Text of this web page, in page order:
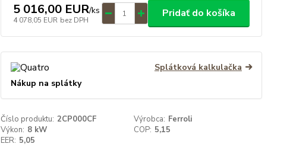
5 016,00 EUR/ks
4 078,05 EUR bez DPH
Pridať do košíka
Splátková kalkulačka
Nákup na splátky
Číslo produktu: 2CP000CF Výrobca: Ferroli
Výkon: 8 kW COP: 5,15
EER: 5,05